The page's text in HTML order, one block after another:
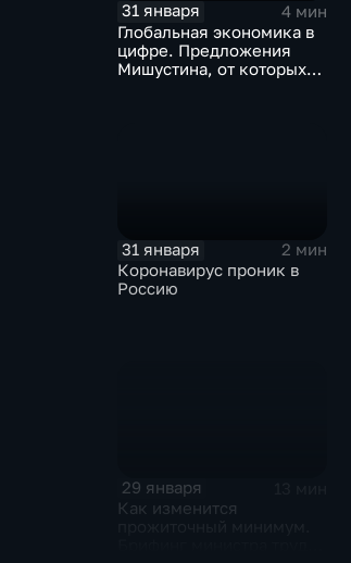
31 января
4 мин
Глобальная экономика в
цифре. Предложения
Мишустина, от которых
31 января
2 мин
Коронавирус проник в
Россию
29 января
Как изменится